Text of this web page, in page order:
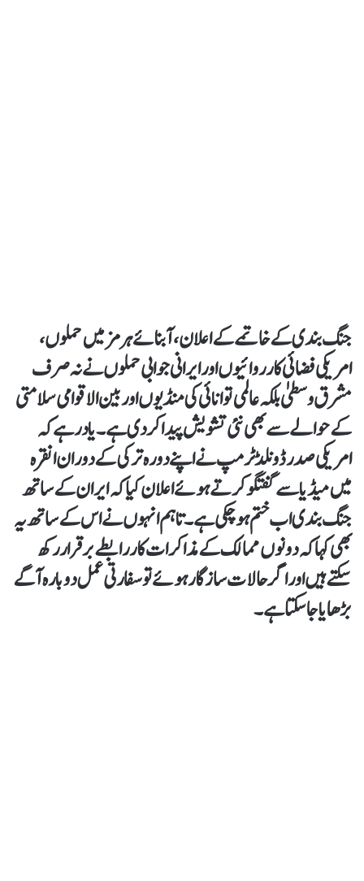
جنگ بندی کے خاتمے کے اعلان، آبنائے ہرمز میں حملوں،
امریکی فضائی کارروائیوں اور ایرانی جوابی حملوں نے نہ صرف
مشرق وسطیٰ بلکہ عالمی توانائی کی منڈیوں اور بین الاقوامی سلامتی
کے حوالے سے بھی نئی تشویش پیدا کر دی ہے۔ یاد رہے کہ
امریکی صدر ڈونلڈ ٹرمپ نے اپنے دورہ ترکی کے دوران انقرہ
میں میڈیا سے گفتگو کرتے ہوئے اعلان کیا کہ ایران کے ساتھ
جنگ بندی اب ختم ہو چکی ہے۔ تاہم انہوں نے اس کے ساتھ یہ
بھی کہا کہ دونوں ممالک کے مذاکرات کار رابطے برقرار رکھ
سکتے ہیں اور اگر حالات سازگار ہوئے تو سفارتی عمل دوبارہ آگے
بڑھایا جا سکتا ہے۔